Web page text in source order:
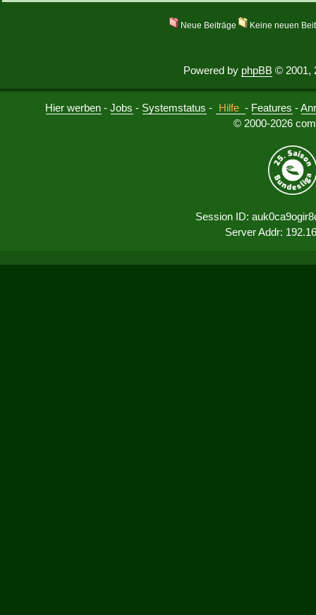
Neue Beiträge Keine neuen
Powered by phpBB © 2001,
Hier werben -Jobs - Systemstatus - Hilfe - Features -
© 2000-2026
Session ID:
Server Addr: